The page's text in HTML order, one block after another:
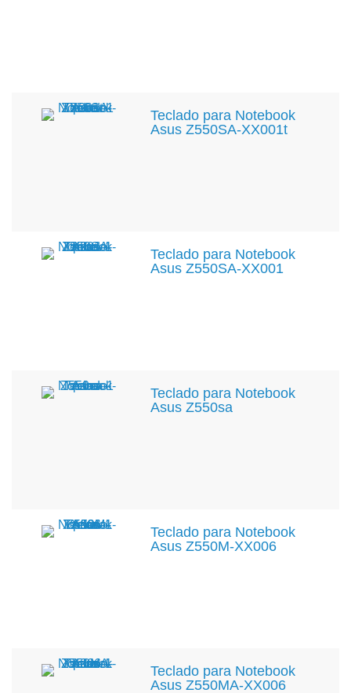
Teclado para Notebook
Asus Z550SA-XX001t
Teclado para Notebook
Asus Z550SA-XX001
Teclado para Notebook
Asus Z550sa
Teclado para Notebook
Asus Z550M-XX006
Teclado para Notebook
Asus Z550MA-XX006